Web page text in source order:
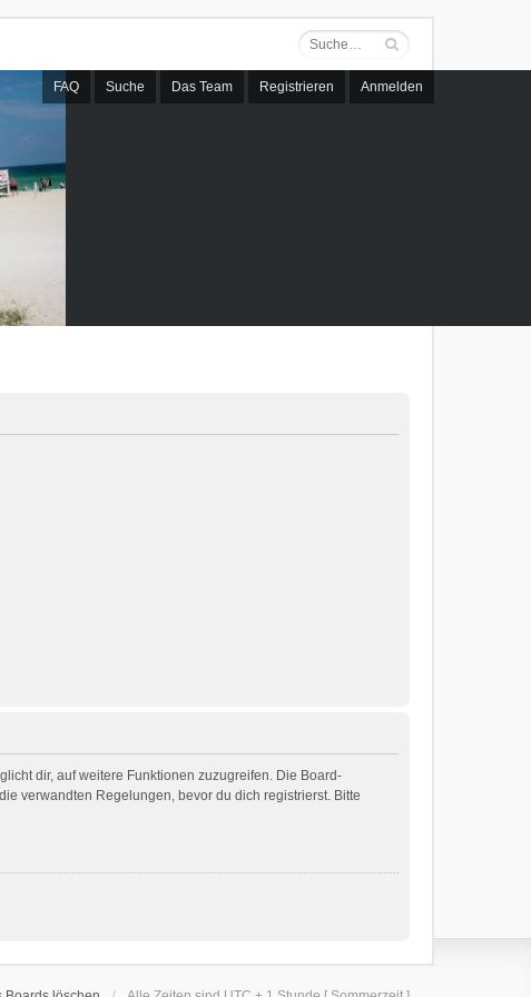
FAQ Suche Das Team Registrieren Anmelden
dir, auf weitere Funktionen zuzugreifen. Die Board-
verwandten Regelungen, bevor du dich registrierst. Bitte